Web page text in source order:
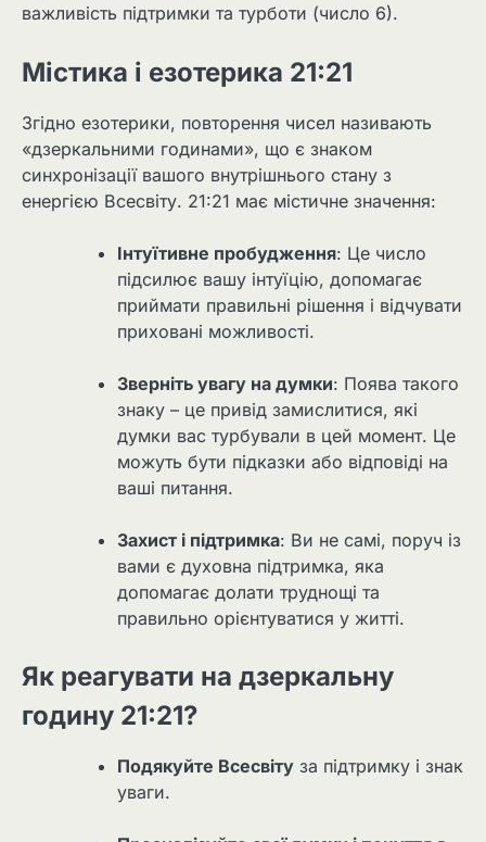
важливість підтримки та турботи (число 6).
Містика і езотерика 21:21
Згідно езотерики, повторення чисел називають
«дзеркальними годинами», що є знаком
синхронізації вашого внутрішнього стану з
енергією Всесвіту. 21:21 має містичне значення:
Інтуїтивне пробудження: Це число
підсилює вашу інтуїцію, допомагає
приймати правильні рішення і відчувати
приховані можливості.
Зверніть увагу на думки: Поява такого
знаку – це привід замислитися, які
думки вас турбували в цей момент. Це
можуть бути підказки або відповіді на
ваші питання.
Захист і підтримка: Ви не самі, поруч із
вами є духовна підтримка, яка
допомагає долати труднощі та
правильно орієнтуватися у житті.
Як реагувати на дзеркальну
годину 21:21?
Подякуйте Всесвіту за підтримку і знак
уваги.